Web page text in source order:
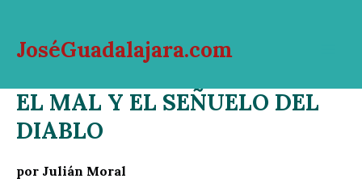
contenido
JoséGuadalajara.com
EL MAL Y EL SEÑUELO DEL
DIABLO
por Julián Moral